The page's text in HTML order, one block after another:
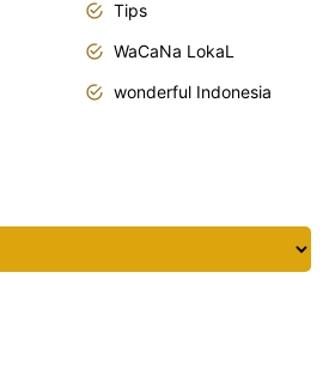
Tips
WaCaNa LokaL
wonderful Indonesia